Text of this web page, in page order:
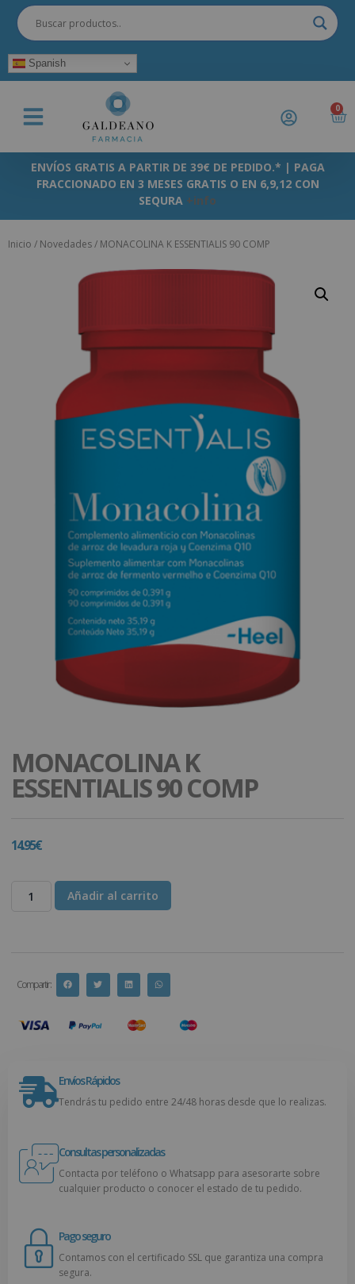
Spanish
0
ENVÍOS GRATIS A PARTIR DE 39€ DE PEDIDO.* | PAGA
FRACCIONADO EN 3 MESES GRATIS O EN 6,9,12 CON
SEQURA +info
Inicio / Novedades/ MONACOLINA K ESSENTIALIS 90 COMP
MONACOLINA K
ESSENTIALIS 90 COMP
14.95€
Añadir al carrito
Compartir :
Envíos Rápidos
Tendrás tu pedido entre 24/48 horas desde que lo realizas.
Consultas personalizadas
Contacta por teléfono o Whatsapp para asesorarte sobre
cualquier producto o conocer el estado de tu pedido.
Pago seguro
Contamos con el certificado SSL que garantiza una compra
segura.